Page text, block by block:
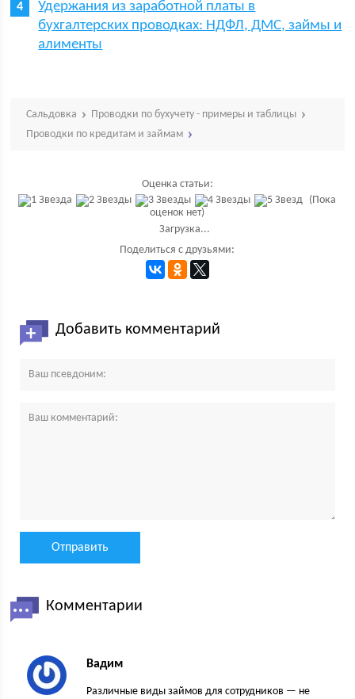
Удержания из заработной платы в
бухгалтерских проводках: НДФЛ, ДМС, займы и
алименты
Сальдовка
Проводки по бухучету - примеры и таблицы
Проводки по кредитам и займам
Оценка статьи:
(Пока
оценок нет)
Загрузка...
Поделиться с друзьями:
Добавить комментарий
Комментарии
Вадим
Различные виды займов для сотрудников — не